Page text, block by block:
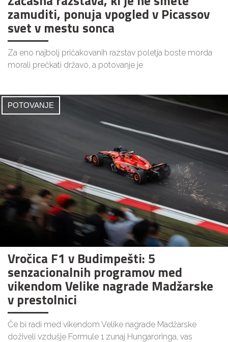
zamuditi, ponuja vpogled v Picassov
svet v mestu sonca
Za eno najbolj pričakovanih razstav poletja boste morda
morali prečkati državo, a potovanje je
POTOVANJE
Vročica F1 v Budimpešti: 5
senzacionalnih programov med
vikendom Velike nagrade Madžarske
v prestolnici
Če bi radi med vikendom Velike nagrade Madžarske
doživeli vzdušje Formule 1 zunaj Hungaroringa, vas